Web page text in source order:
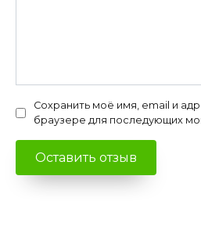
Сохранить моё имя, email и
браузере для последующих